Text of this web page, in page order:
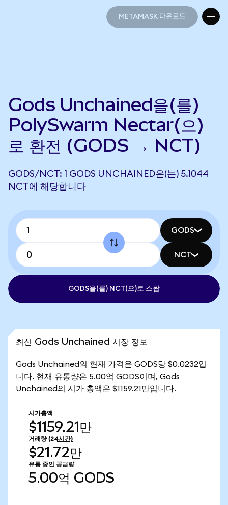
METAMASK 다운로드
Gods Unchained을(를)
PolySwarm Nectar(으)
로 환전 (GODS → NCT)
GODS/NCT: 1 GODS UNCHAINED은(는) 5.1044
NCT에 해당합니다
GODS
NCT
GODS을(를) NCT(으)로 스왑
최신 Gods Unchained 시장 정보
Gods Unchained의 현재 가격은 GODS당 $0.0232입
니다. 현재 유통량은 5.00억 GODS이며, Gods
Unchained의 시가 총액은 $1159.21만입니다.
시가총액
$1159.21만
거래량 (24시간)
$21.72만
유통 중인 공급량
5.00억 GODS